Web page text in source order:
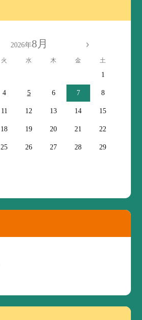
2026年8月
火 水 木 金 土
1
4 5 6 7 8
11 12 13 14 15
18 19 20 21 22
25 26 27 28 29